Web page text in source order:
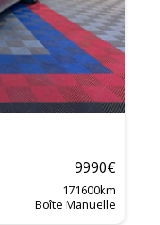
9990€
171600km
Boîte Manuelle